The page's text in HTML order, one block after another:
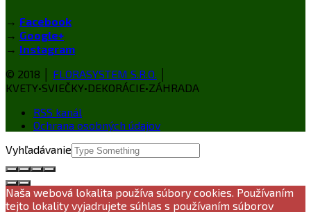
→ Facebook
→ Google+
→ Instagram
© 2018 │ FLORASYSTEM S.R.O.
KVETY•SVIEČKY•DEKORÁCIE•ZÁHRADA
RSS kanál
Ochrana osobných údajov
Vyhľadávanie
Naša webová lokalita používa súbory cookies. Používaním
tejto lokality vyjadrujete súhlas s používaním súborov